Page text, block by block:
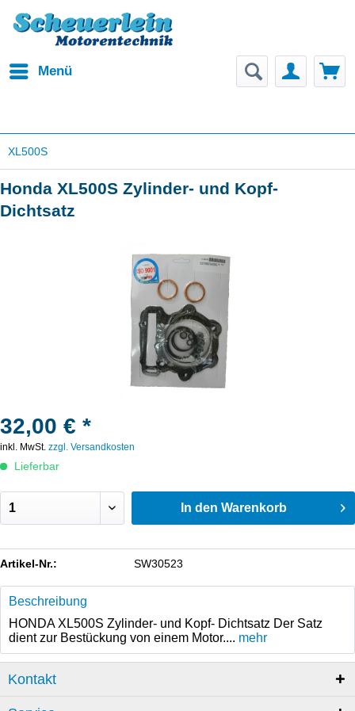
Menü
XL500S
Honda XL500S Zylinder- und Kopf-
Dichtsatz
32,00 € *
inkl. MwSt. zzgl. Versandkosten
Lieferbar
In den Warenkorb
Artikel-Nr.: SW30523
Beschreibung
HONDA XL500S Zylinder- und Kopf- Dichtsatz Der Satz
dient zur Bestückung von einem Motor.... mehr
Kontakt